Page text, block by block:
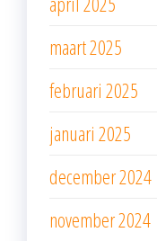
maart 2025
februari 2025
januari 2025
december 2024
november 2024